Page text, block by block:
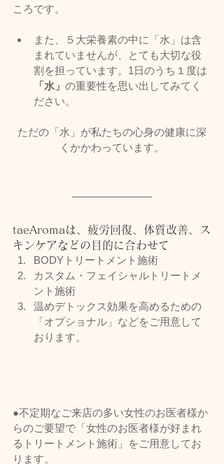
ころです。
また、５大栄養素の中に「水」は含
まれていませんが、とても大切な役
割を担っています。1日のうち１度は
「水」 の重要性を思い出してみてく
ださい。
ただの「水」が私たちの心身の健康に深
くかかわっています。
taeAromaは、疲労回復、体質改善、ス
キンケアなどの目的に合わせて
BODYトリートメント施術
カスタム・フェイシャルトリートメ
ント施術
温めデトックス効果を高めるための
「オプショナル」などをご用意して
おります。
●不定期なご来店の多い女性のお医者様か
らのご要望で「女性のお医者様が好まれ
るトリートメント施術」をご用意してお
ります。